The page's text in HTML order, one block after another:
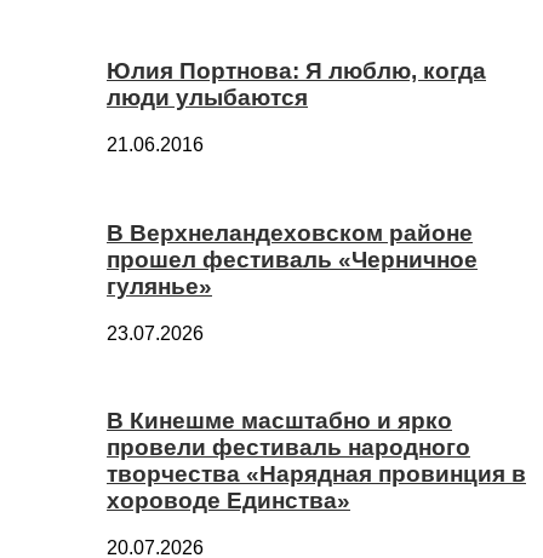
Юлия Портнова: Я люблю, когда
люди улыбаются
21.06.2016
В Верхнеландеховском районе
прошел фестиваль «Черничное
гулянье»
23.07.2026
В Кинешме масштабно и ярко
провели фестиваль народного
творчества «Нарядная провинция в
хороводе Единства»
20.07.2026